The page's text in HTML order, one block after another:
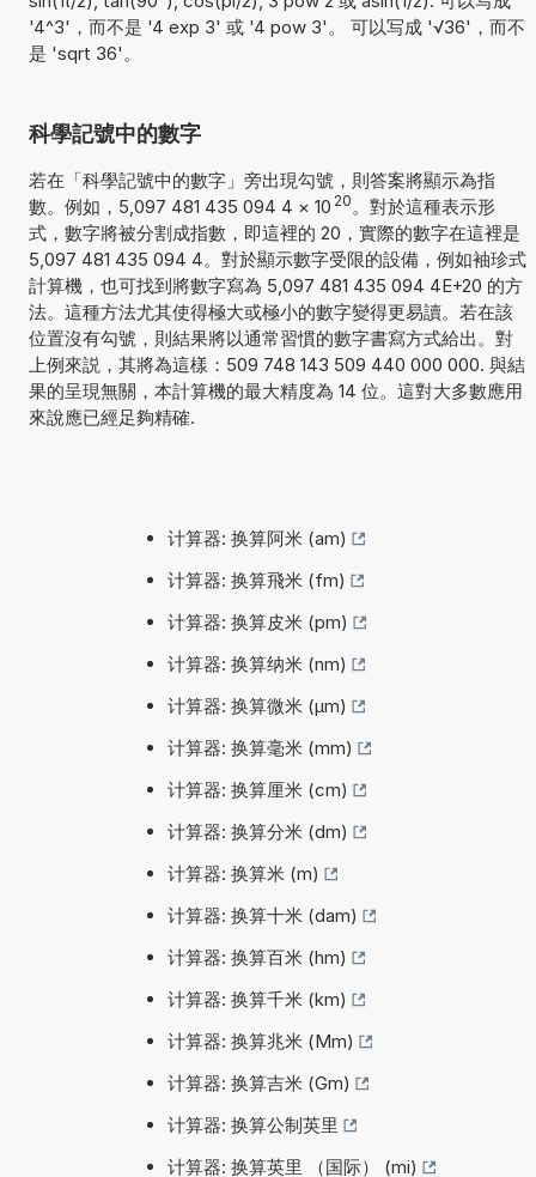
'4^3'，而不是 '4 exp 3' 或 '4 pow 3'。 可以写成 '√36'，而不
是 'sqrt 36'。
科學記號中的數字
若在「科學記號中的數字」旁出現勾號，則答案將顯示為指
數。例如，5,097 481 435 094 4 × 10 20。對於這種表示形
式，數字將被分割成指數，即這裡的 20，實際的數字在這裡是
5,097 481 435 094 4。對於顯示數字受限的設備，例如袖珍式
計算機，也可找到將數字寫為 5,097 481 435 094 4E+20 的方
法。這種方法尤其使得極大或極小的數字變得更易讀。若在該
位置沒有勾號，則結果將以通常習慣的數字書寫方式給出。對
上例來説，其將為這樣：509 748 143 509 440 000 000. 與結
果的呈現無關，本計算機的最大精度為 14 位。這對大多數應用
來說應已經足夠精確.
计算器: 换算阿米 (am)
计算器: 换算飛米 (fm)
计算器: 换算皮米 (pm)
计算器: 换算纳米 (nm)
计算器: 换算微米 (µm)
计算器: 换算毫米 (mm)
计算器: 换算厘米 (cm)
计算器: 换算分米 (dm)
计算器: 换算米 (m)
计算器: 换算十米 (dam)
计算器: 换算百米 (hm)
计算器: 换算千米 (km)
计算器: 换算兆米 (Mm)
计算器: 换算吉米 (Gm)
计算器: 换算公制英里
计算器: 换算英里 （国际） (mi)